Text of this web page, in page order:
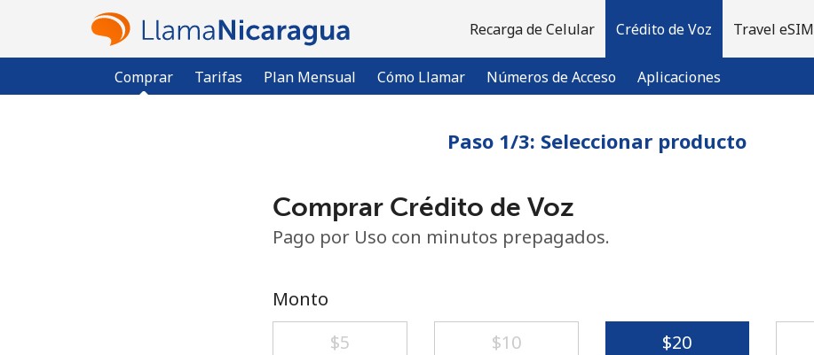
Recarga de Celular Crédito de Voz
Comprar Tarifas Plan Mensual Cómo Llamar Números de Acceso Aplicaciones
Travel eSIM
Paso 1/3: Seleccionar producto
Comprar Crédito de Voz
Pago por Uso con minutos prepagados.
Monto
⁦$5⁩
⁦$10⁩ ⁦$20⁩